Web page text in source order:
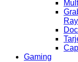
Ray
Gaming